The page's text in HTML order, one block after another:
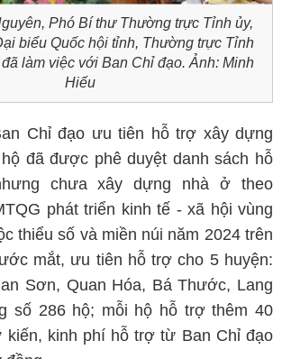
Phó Bí thư Thường trực Tỉnh ủy,
biểu Quốc hội tỉnh, Thường trực Tỉnh
làm việc với Ban Chỉ đạo. Ảnh: Minh
Hiếu
Chỉ đạo ưu tiên hỗ trợ xây dựng
đã được phê duyệt danh sách hỗ
chưa xây dựng nhà ở theo
phát triển kinh tế - xã hội vùng
thiểu số và miền núi năm 2024 trên
mắt, ưu tiên hỗ trợ cho 5 huyện:
Sơn, Quan Hóa, Bá Thước, Lang
số 286 hộ; mỗi hộ hỗ trợ thêm 40
kiến, kinh phí hỗ trợ từ Ban Chỉ đạo